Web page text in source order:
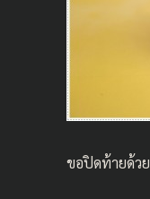
ขอปิดท้ายด้ว